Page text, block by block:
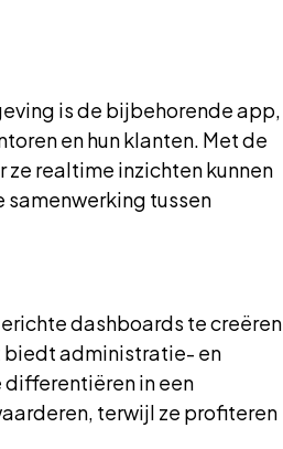
is de bijbehorende app,
en hun klanten. Met de
realtime inzichten kunnen
samenwerking tussen
dashboards te creëren
biedt administratie- en
differentiëren in een
terwijl ze profiteren